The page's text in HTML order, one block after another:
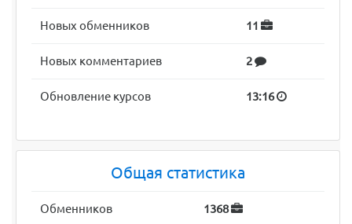
Новых обменников 11
Новых комментариев 2
Обновление курсов 13:16
Общая статистика
Обменников 1368